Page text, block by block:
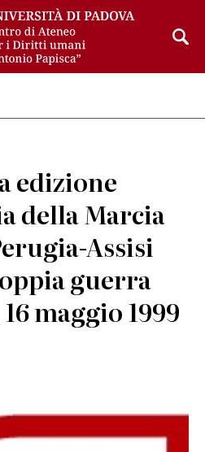
edizione
della Marcia
Assisi
guerra
maggio 1999